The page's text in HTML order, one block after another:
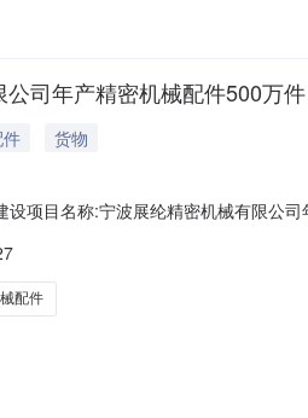
司年产精密机械配件500万
货物
设项目名称:宁波展纶精密机械有限公
影响报告书（表）一、建设单位情况
配件